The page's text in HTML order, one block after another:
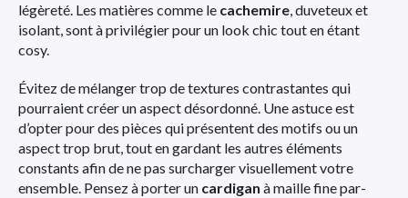
légèreté. Les matières comme le cachemire, duveteux et
isolant, sont à privilégier pour un look chic tout en étant
cosy.
Évitez de mélanger trop de textures contrastantes qui
pourraient créer un aspect désordonné. Une astuce est
d’opter pour des pièces qui présentent des motifs ou un
aspect trop brut, tout en gardant les autres éléments
constants afin de ne pas surcharger visuellement votre
ensemble. Pensez à porter un cardigan à maille fine par-